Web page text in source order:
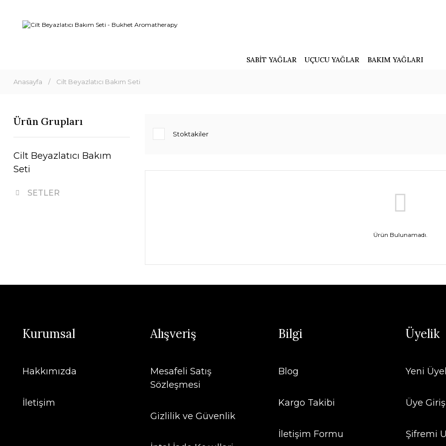
SABİT YAĞLAR UÇUCU YAĞLAR BAKIM YAĞLARI
Anasayfa Cilt Beyazlatıcı Bakım Seti
Ürün Grupları
Cilt Beyazlatıcı Bakım
Seti
SETLER
Stoktakiler
Ürün Bulunamadı.
Kurumsal
Hakkımızda
İletişim
Alışveriş
Mesafeli Satış
Sözleşmesi
Gizlilik ve Güvenlik
Bilgi
Blog
Kargo Takibi
İletişim Formu
Üyelik
Yeni
Üye
Şifremi